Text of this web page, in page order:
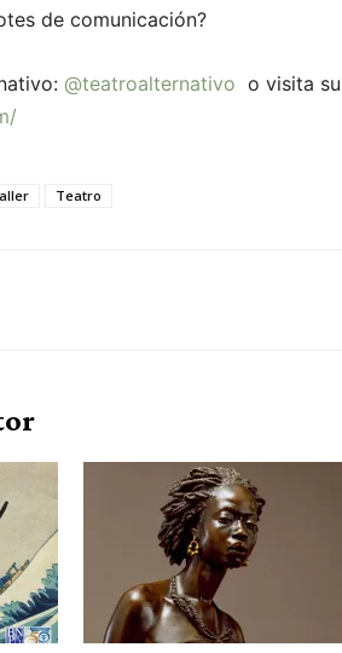
de comunicación?
@teatroalternativo o visita su
Teatro